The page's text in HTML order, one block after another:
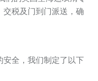
税及门到门派送，确
安全，我们制定了以下